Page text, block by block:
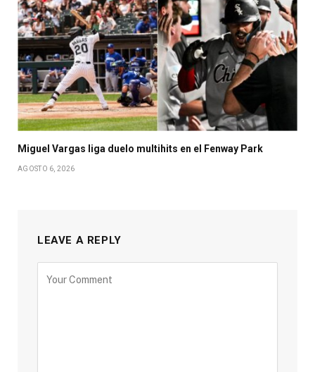
Miguel Vargas liga duelo multihits en el Fenway Park
AGOSTO 6, 2026
LEAVE A REPLY